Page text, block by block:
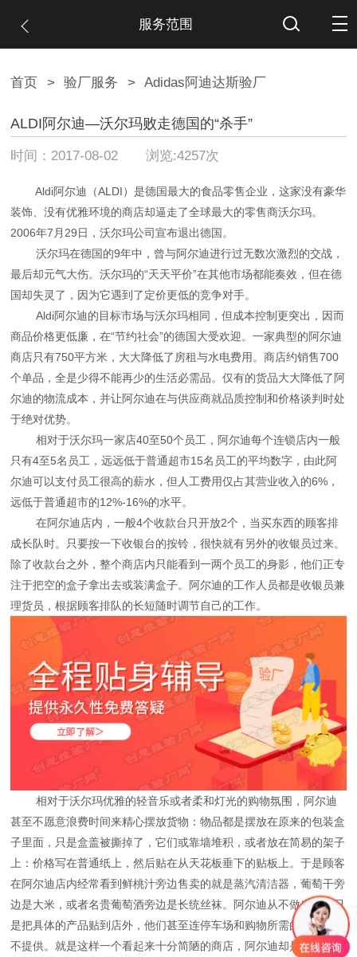
服务范围
首页 > 验厂服务 > Adidas阿迪达斯验厂
ALDI阿尔迪—沃尔玛败走德国的“杀手”
时间：2017-08-02 浏览:4257次
Aldi阿尔迪（ALDI）是德国最大的食品零售企业，这家没有豪华
装饰、没有优雅环境的商店却逼走了全球最大的零售商沃尔玛。
2006年7月29日，沃尔玛公司宣布退出德国。
沃尔玛在德国的9年中，曾与阿尔迪进行过无数次激烈的交战，
最后却元气大伤。沃尔玛的“天天平价”在其他市场都能奏效，但在德
国却失灵了，因为它遇到了定价更低的竞争对手。
Aldi阿尔迪的目标市场与沃尔玛相同，但成本控制更突出，因而
商品价格更低廉，在“节约社会”的德国大受欢迎。一家典型的阿尔迪
商店只有750平方米，大大降低了房租与水电费用。商店约销售700
个单品，全是少得不能再少的生活必需品。仅有的货品大大降低了阿
尔迪的物流成本，并让阿尔迪在与供应商就品质控制和价格谈判时处
于绝对优势。
相对于沃尔玛一家店40至50个员工，阿尔迪每个连锁店内一般
只有4至5名员工，远远低于普通超市15名员工的平均数字，由此阿
尔迪可以支付员工很高的薪水，但人工费用仅占其营业收入的6%，
远低于普通超市的12%-16%的水平。
在阿尔迪店内，一般4个收款台只开放2个，当买东西的顾客排
成长队时。只要按一下收银台的按铃，很快就有另外的收银员过来。
除了收款台之外，整个商店内只能看到一两个员工的身影，他们正专
注于把空的盒子拿出去或装满盒子。阿尔迪的工作人员都是收银员兼
理货员，根据顾客排队的长短随时调节自己的工作。
相对于沃尔玛优雅的轻音乐或者柔和灯光的购物氛围，阿尔迪
甚至不愿意浪费时间来精心摆放货物：物品都是摆放在原来的包装盒
子里面，只是盒盖被撕掉了，它们或靠墙堆积，或者放在简易的架子
上：价格写在普通纸上，然后贴在从天花板垂下的贴板上。于是顾客
在阿尔迪店内经常看到鲜桃汁旁边售卖的就是蒸汽清洁器，葡萄干旁
边是大米，或者名贵葡萄酒旁边是长统丝袜。阿尔迪从不做广告，只
是把具体的产品贴到店外，他们甚至连停车场和购物所需的塑料袋都
不提供。就是这样一个看起来十分简陋的商店，阿尔迪却是德国少有